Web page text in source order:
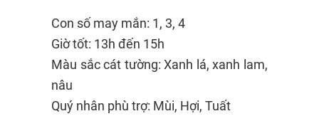
Con số may mắn: 1, 3, 4
Giờ tốt: 13h đến 15h
Màu sắc cát tường: Xanh lá, xanh lam,
nâu
Quý nhân phù trợ: Mùi, Hợi, Tuất